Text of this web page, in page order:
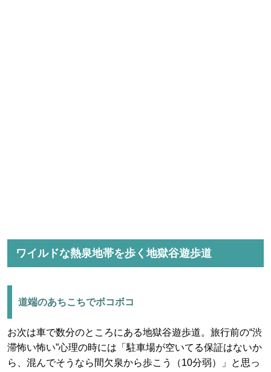
ワイルドな熱泉地帯を歩く地獄谷遊歩道
道端のあちこちでボコボコ
お次は車で数分のところにある地獄谷遊歩道。旅行前の“渋
滞怖い怖い”心理の時には「駐車場が空いてる保証はないか
ら、混んでそうなら間欠泉から歩こう（10分弱）」と思っ